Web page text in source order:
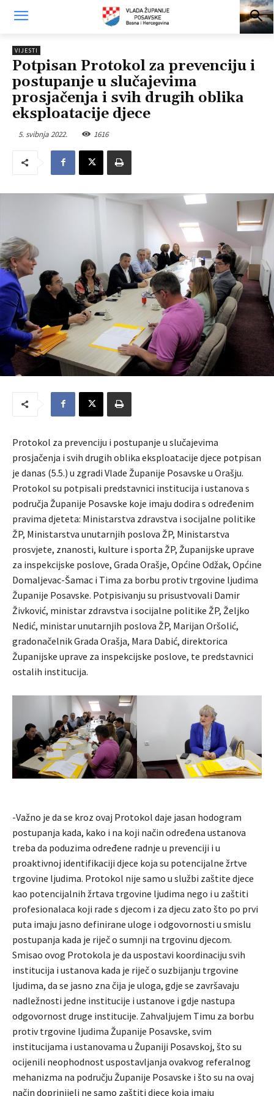
VIJESTI
Potpisan Protokol za prevenciju i
postupanje u slučajevima
prosjačenja i svih drugih oblika
eksploatacije djece
5. svibnja 2022. 1616
Protokol za prevenciju i postupanje u slučajevima
prosjačenja i svih drugih oblika eksploatacije djece potpisan
je danas (5.5.) u zgradi Vlade Županije Posavske u Orašju.
Protokol su potpisali predstavnici institucija i ustanova s
područja Županije Posavske koje imaju dodira s određenim
pravima djeteta: Ministarstva zdravstva i socijalne politike
ŽP, Ministarstva unutarnjih poslova ŽP, Ministarstva
prosvjete, znanosti, kulture i sporta ŽP, Županijske uprave
za inspekcijske poslove, Grada Orašje, Općine Odžak, Općine
Domaljevac-Šamac i Tima za borbu protiv trgovine ljudima
Županije Posavske. Potpisivanju su prisustvovali Damir
Živković, ministar zdravstva i socijalne politike ŽP, Željko
Nedić, ministar unutarnjih poslova ŽP, Marijan Oršolić,
gradonačelnik Grada Orašja, Mara Dabić, direktorica
Županijske uprave za inspekcijske poslove, te predstavnici
ostalih institucija.
-Važno je da se kroz ovaj Protokol daje jasan hodogram
postupanja kada, kako i na koji način određena ustanova
treba da poduzima određene radnje u prevenciji i u
proaktivnoj identifikaciji djece koja su potencijalne žrtve
trgovine ljudima. Protokol nije samo u službi zaštite djece
kao potencijalnih žrtava trgovine ljudima nego i u zaštiti
profesionalaca koji rade s djecom i za djecu zato što po prvi
puta imaju jasno definirane uloge i odgovornosti u smislu
postupanja kada je riječ o sumnji na trgovinu djecom.
Smisao ovog Protokola je da uspostavi koordinaciju svih
institucija i ustanova kada je riječ o suzbijanju trgovine
ljudima, da se jasno zna čija je uloga, gdje se završavaju
nadležnosti jedne institucije i ustanove i gdje nastupa
odgovornost druge institucije. Zahvaljujem Timu za borbu
protiv trgovine ljudima Županije Posavske, svim
institucijama i ustanovama u Županiji Posavskoj, što su
ocijenili neophodnost uspostavljanja ovakvog referalnog
mehanizma na području Županije Posavske i što su na ovaj
način doprinijeli ne samo zaštiti djece koja imaju